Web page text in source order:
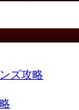
ズ攻略